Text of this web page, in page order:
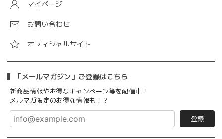
マイページ
お問い合わせ
オフィシャルサイト
「メールマガジン」ご登録はこちら
新商品情報やお得なキャンペーン等を配信中！
メルマガ限定のお得な情報も！？
登録